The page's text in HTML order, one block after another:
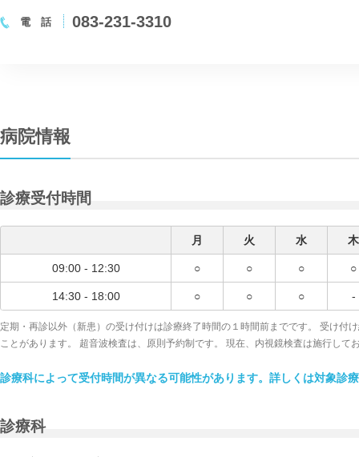
電 話 083-231-3310
病院情報
診療受付時間
月 火 水 木
09:00 - 12:30 ○ ○ ○ ○
14:30 - 18:00 ○ ○ ○ -
定期・再診以外（新患）の受け付けは診療終了時間の１時間前までです。 受け付
ことがあります。 超音波検査は、原則予約制です。 現在、内視鏡検査は施行して
診療科によって受付時間が異なる可能性があります。詳しくは対象診
診療科